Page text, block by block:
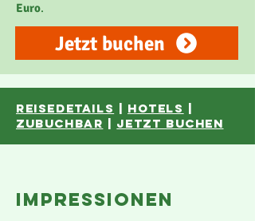
Euro.
Jetzt buchen
reisedetails | hotels |
ZUBUCHBAR | JETZT BUCHEN
impressionen